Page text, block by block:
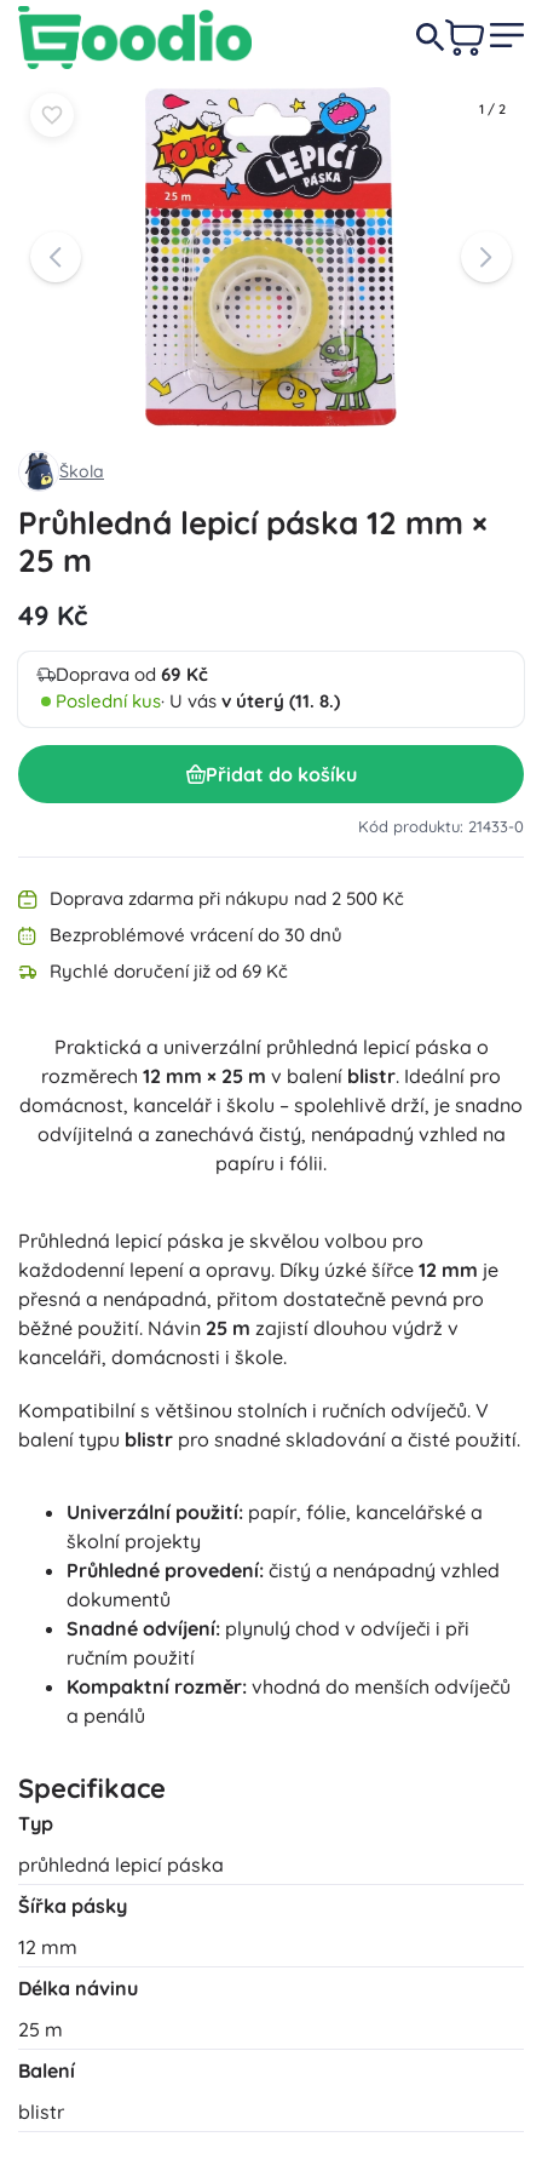
1 / 2
Škola
Průhledná lepicí páska 12 mm ×
25 m
49 Kč
Doprava od 69 Kč
Poslední kus· U vás v úterý (11. 8.)
Přidat do košíku
Kód produktu: 21433-0
Doprava zdarma při nákupu nad 2 500 Kč
Bezproblémové vrácení do 30 dnů
Rychlé doručení již od 69 Kč
Praktická a univerzální průhledná lepicí páska o
rozměrech 12 mm × 25 m v balení blistr. Ideální pro
domácnost, kancelář i školu – spolehlivě drží, je snadno
odvíjitelná a zanechává čistý, nenápadný vzhled na
papíru i fólii.
Průhledná lepicí páska je skvělou volbou pro
každodenní lepení a opravy. Díky úzké šířce 12 mm je
přesná a nenápadná, přitom dostatečně pevná pro
běžné použití. Návin 25 m zajistí dlouhou výdrž v
kanceláři, domácnosti i škole.
Kompatibilní s většinou stolních i ručních odvíječů. V
balení typu blistr pro snadné skladování a čisté použití.
Univerzální použití: papír, fólie, kancelářské a
školní projekty
Průhledné provedení: čistý a nenápadný vzhled
dokumentů
Snadné odvíjení: plynulý chod v odvíječi i při
ručním použití
Kompaktní rozměr: vhodná do menších odvíječů
a penálů
Specifikace
Typ
průhledná lepicí páska
Šířka pásky
12 mm
Délka návinu
25 m
Balení
blistr
49 Kč Do košíku